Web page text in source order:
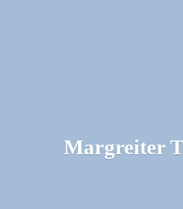
Margreiter